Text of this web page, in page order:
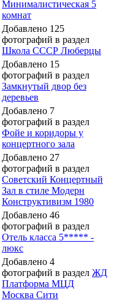
Минималистическая 5
комнат
Добавлено 125
фотографий в раздел
Школа CCCР Люберцы
Добавлено 15
фотографий в раздел
Замкнутый двор без
деревьев
Добавлено 7
фотографий в раздел
Фойе и коридоры у
концертного зала
Добавлено 27
фотографий в раздел
Советский Концертный
Зал в стиле Модерн
Конструктивизм 1980
Добавлено 46
фотографий в раздел
Отель класса 5***** -
люкс
Добавлено 4
фотографий в раздел ЖД
Платформа МЦД
Москва Сити